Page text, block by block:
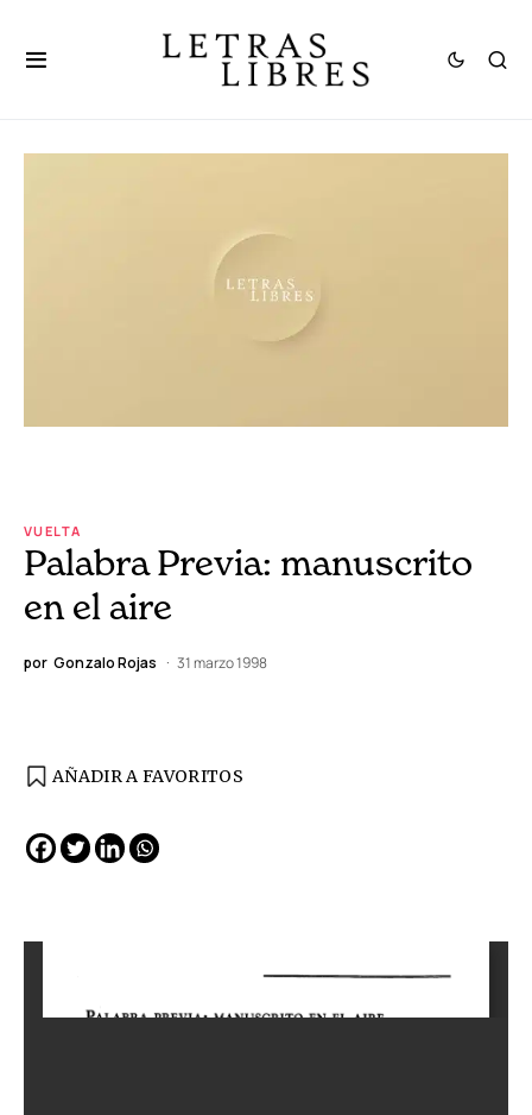
VUELTA
Palabra Previa: manuscrito
en el aire
por Gonzalo Rojas 31 marzo 1998
AÑADIR A FAVORITOS